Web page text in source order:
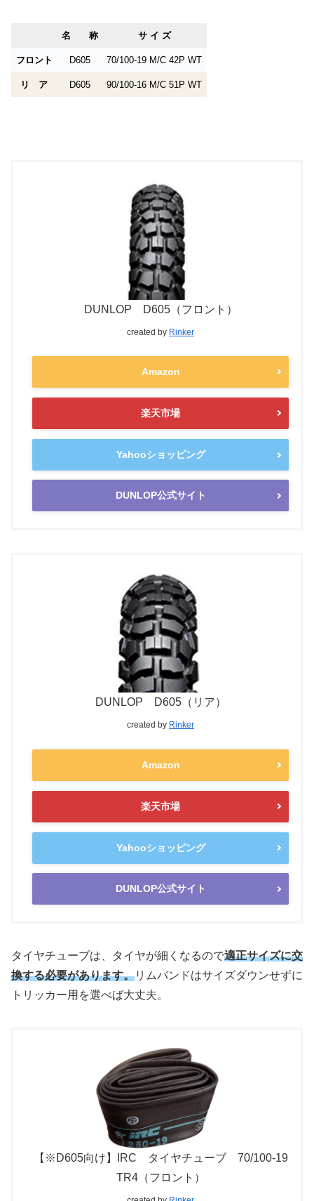
名 称 サ イ ズ
フロント D605 70/100-19 M/C 42P WT
リ ア D605 90/100-16 M/C 51P WT
DUNLOP D605（フロント）
created by Rinker
Amazon
楽天市場
Yahooショッピング
DUNLOP公式サイト
DUNLOP D605（リア）
created by Rinker
Amazon
楽天市場
Yahooショッピング
DUNLOP公式サイト
タイヤチューブは、タイヤが細くなるので適正サイズに交
換する必要があります。リムバンドはサイズダウンせずに
トリッカー用を選べば大丈夫。
【※D605向け】IRC タイヤチューブ 70/100-19
TR4（フロント）